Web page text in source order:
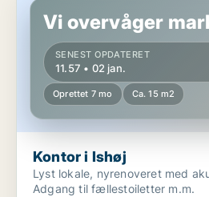
Vi overvåger
SENEST OPDATERET
11.57 • 02 jan.
Oprettet 7 mo Ca. 15 m2
Kontor i Ishøj
Lyst lokale, nyrenoveret med
Adgang til fællestoiletter m.m.